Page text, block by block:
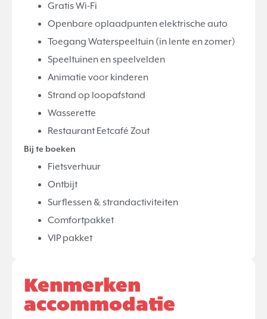
Gratis Wi-Fi
Openbare oplaadpunten elektrische auto
Toegang Waterspeeltuin (in lente en zomer)
Speeltuinen en speelvelden
Animatie voor kinderen
Strand op loopafstand
Wasserette
Restaurant Eetcafé Zout
Bij te boeken
Fietsverhuur
Ontbijt
Surflessen & strandactiviteiten
Comfortpakket
VIP pakket
Kenmerken
accommodatie